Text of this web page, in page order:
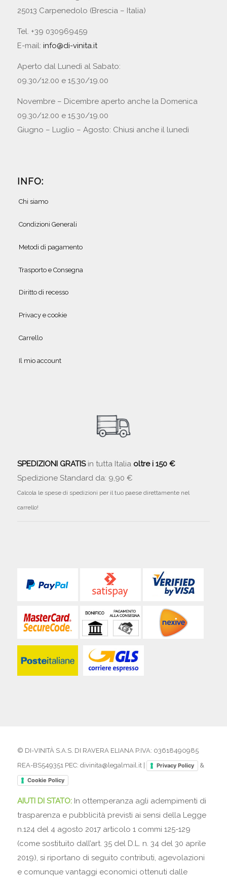
25013 Carpenedolo (Brescia – Italia)
Tel. +39 030969459
E-mail: info@di-vinita.it
Aperto dal Lunedì al Sabato:
09.30/12.00 e 15.30/19.00
Novembre – Dicembre aperto anche la Domenica
09.30/12.00 e 15.30/19.00
Giugno – Luglio – Agosto: Chiusi anche il lunedì
INFO:
Chi siamo
Condizioni Generali
Metodi di pagamento
Trasporto e Consegna
Diritto di recesso
Privacy e cookie
Carrello
Il mio account
SPEDIZIONI GRATISin tutta Italia oltre i 150 €
Spedizione Standard da: 9,90 €
Calcola le spese di spedizioni per il tuo paese direttamente nel
carrello!
© DI-VINITÀ S.A.S. DI RAVERA ELIANA P.IVA: 03618490985
REA-BS549351 PEC: divinita@legalmail.it |
Privacy Policy &
Cookie Policy
AIUTI DI STATO: In ottemperanza agli adempimenti di
trasparenza e pubblicità previsti ai sensi della Legge
n.124 del 4 agosto 2017 articolo 1 commi 125-129
(come sostituito dall’art. 35 del D.L. n. 34 del 30 aprile
2019), si riportano di seguito contributi, agevolazioni
e comunque vantaggi economici ottenuti dalle